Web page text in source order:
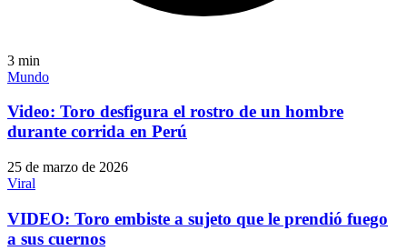
3 min
Mundo
Video: Toro desfigura el rostro de un hombre
durante corrida en Perú
25 de marzo de 2026
Viral
VIDEO: Toro embiste a sujeto que le prendió fuego
a sus cuernos